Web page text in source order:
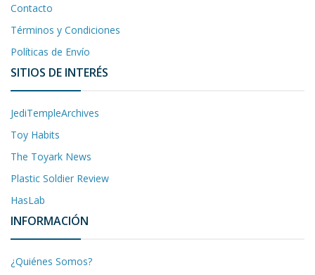
Contacto
Términos y Condiciones
Políticas de Envío
SITIOS DE INTERÉS
JediTempleArchives
Toy Habits
The Toyark News
Plastic Soldier Review
HasLab
INFORMACIÓN
¿Quiénes Somos?